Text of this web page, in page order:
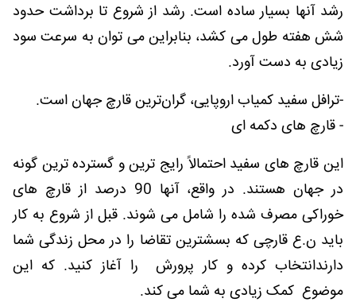
رشد آنها بسیار ساده است. رشد از شروع تا برداشت حدود
شش هفته طول می کشد، بنابراین می توان به سرعت سود
زیادی به دست آورد.
-ترافل سفید کمیاب اروپایی، گران‌ترین قارچ جهان است.
- قارچ های دکمه ای
این قارچ های سفید احتمالاً رایج ترین و گسترده ترین گونه
در جهان هستند. در واقع، آنها 90 درصد از قارچ های
خوراکی مصرف شده را شامل می شوند. قبل از شروع به کار
باید ن.ع قارچی که بسشترین تقاضا را در محل زندگی شما
دارندانتخاب کرده و کار پرورش را آغاز کنید. که این
موضوع کمک زیادی به شما می کند.